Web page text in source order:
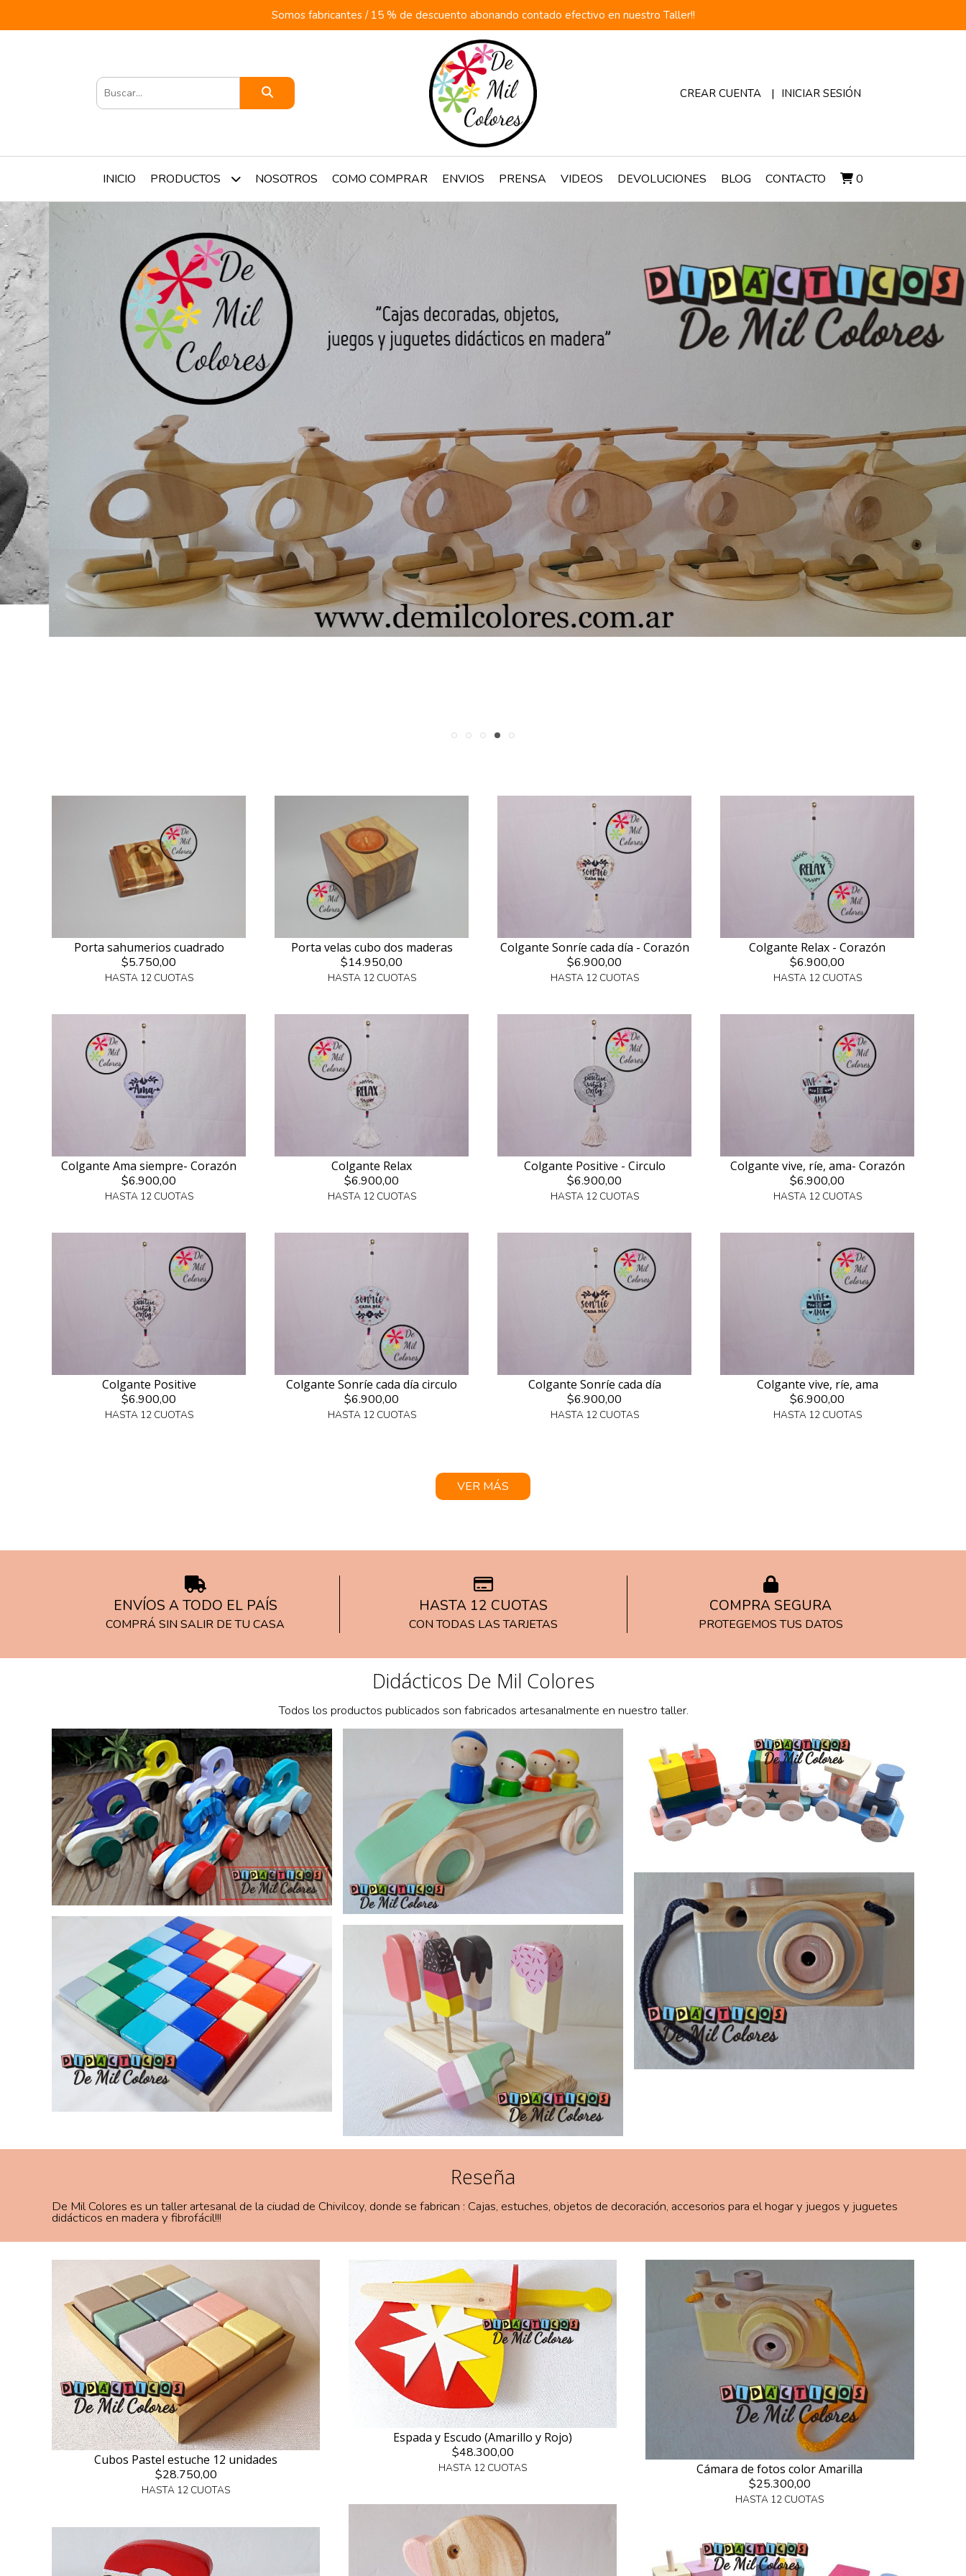
Somos fabricantes / 15 % de descuento abonando contado efectivo en nuestro Taller!!
CREAR CUENTA INICIAR SESIÓN
INICIO PRODUCTOS NOSOTROS COMO COMPRAR ENVIOS PRENSA VIDEOS DEVOLUCIONES BLOG CONTACTO 0
Porta sahumerios cuadrado
$5.750,00
HASTA 12 CUOTAS
Porta velas cubo dos maderas
$14.950,00
HASTA 12 CUOTAS
Colgante Sonríe cada día - Corazón
$6.900,00
HASTA 12 CUOTAS
Colgante Relax - Corazón
$6.900,00
HASTA 12 CUOTAS
Colgante Ama siempre- Corazón
$6.900,00
HASTA 12 CUOTAS
Colgante Relax
$6.900,00
HASTA 12 CUOTAS
Colgante Positive - Circulo
$6.900,00
HASTA 12 CUOTAS
Colgante vive, ríe, ama- Corazón
$6.900,00
HASTA 12 CUOTAS
Colgante Positive
$6.900,00
HASTA 12 CUOTAS
Colgante Sonríe cada día circulo
$6.900,00
HASTA 12 CUOTAS
Colgante Sonríe cada día
$6.900,00
HASTA 12 CUOTAS
Colgante vive, ríe, ama
$6.900,00
HASTA 12 CUOTAS
VER MÁS
ENVÍOS A TODO EL PAÍS
COMPRÁ SIN SALIR DE TU CASA
HASTA 12 CUOTAS
CON TODAS LAS TARJETAS
COMPRA SEGURA
PROTEGEMOS TUS DATOS
Didácticos De Mil Colores
Todos los productos publicados son fabricados artesanalmente en nuestro taller.
Reseña
De Mil Colores es un taller artesanal de la ciudad de Chivilcoy, donde se fabrican : Cajas, estuches, objetos de decoración, accesorios para el hogar y juegos y juguetes
didácticos en madera y fibrofácil!!!
Cubos Pastel estuche 12 unidades
$28.750,00
HASTA 12 CUOTAS
Espada y Escudo (Amarillo y Rojo)
$48.300,00
HASTA 12 CUOTAS
Cámara de fotos color Amarilla
$25.300,00
HASTA 12 CUOTAS